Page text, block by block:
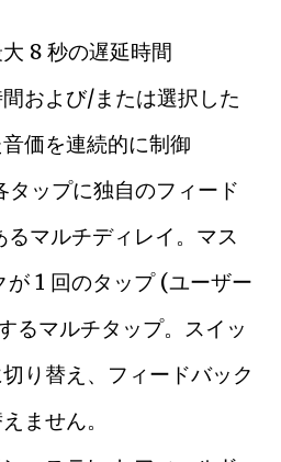
8 秒の遅延時間
および/または選択した
価を連続的に制御
タップに独自のフィード
マルチディレイ。マス
が 1 回のタップ (ユーザー
るマルチタップ。スイッ
り替え、フィードバック
ません。